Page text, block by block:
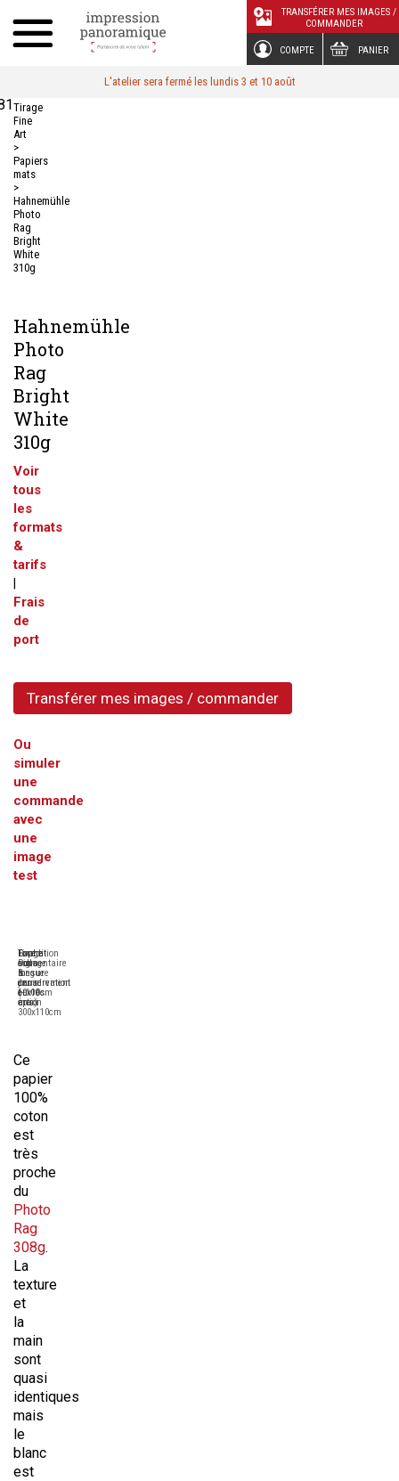
COMPTE PANIER
TRANSFÉRER MES IMAGES /
COMMANDER
L'atelier sera fermé les lundis 3 et 10 août
Tirage
Fine
Art
>
Papiers
mats
>
Hahnemühle
Photo
Rag
Bright
White
310g
Hahnemühle
Photo
Rag
Bright
White
310g
Voir
tous
les
formats
&
tarifs
Frais
de
port
Transférer mes images / commander
Ou
simuler
une
commande
avec
une
image
test
Tirage
Pigmentaire
longue
conservation
(+100
ans)
Format
sur-
mesure
de
10x10cm
à
300x110cm
Expédition
sous
6
jours
ouvrés
maxi
Contre-
collage
&
encadrement
en
option
Ce
papier
100%
coton
est
très
proche
du
Photo
Rag
308g.
La
texture
et
la
main
sont
quasi
identiques
mais
le
blanc
est